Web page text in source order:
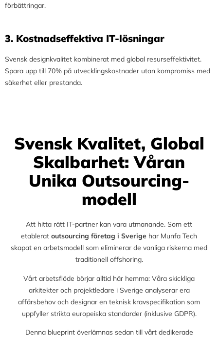
förbättringar.
3.⁠ ⁠Kostnadseffektiva IT-lösningar
Svensk designkvalitet kombinerat med global resurseffektivitet.
Spara upp till 70% på utvecklingskostnader utan kompromiss med
säkerhet eller prestanda.
Svensk Kvalitet, Global
Skalbarhet: Våran
Unika Outsourcing-
modell
Att hitta rätt IT-partner kan vara utmanande. Som ett
etablerat outsourcing företag i Sverige har Munfa Tech
skapat en arbetsmodell som eliminerar de vanliga riskerna med
traditionell offshoring.
Vårt arbetsflöde börjar alltid här hemma: Våra skickliga
arkitekter och projektledare i Sverige analyserar era
affärsbehov och designar en teknisk kravspecifikation som
uppfyller strikta europeiska standarder (inklusive GDPR).
Denna blueprint överlämnas sedan till vårt dedikerade